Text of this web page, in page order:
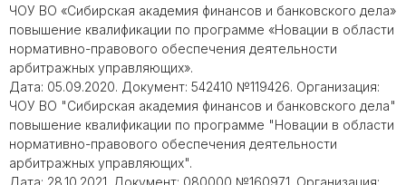
ЧОУ ВО «Сибирская академия финансов и банковского дела»
повышение квалификации по программе «Новации в области
нормативно-правового обеспечения деятельности
арбитражных управляющих».
Дата: 05.09.2020. Документ: 542410 №119426. Организация:
ЧОУ ВО "Сибирская академия финансов и банковского дела"
повышение квалификации по программе "Новации в области
нормативно-правового обеспечения деятельности
арбитражных управляющих".
Дата: 28.10.2021. Документ: 080000 №160971. Организация: